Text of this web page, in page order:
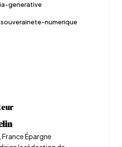
ia-generative
souverainete-numerique
Épargne